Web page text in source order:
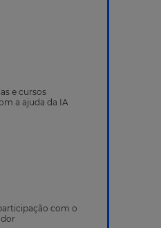
e cursos
a ajuda da IA
com o